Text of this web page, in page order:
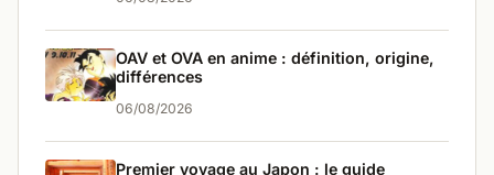
OAV et OVA en anime : définition, origine,
différences
06/08/2026
Premier voyage au Japon : le guide